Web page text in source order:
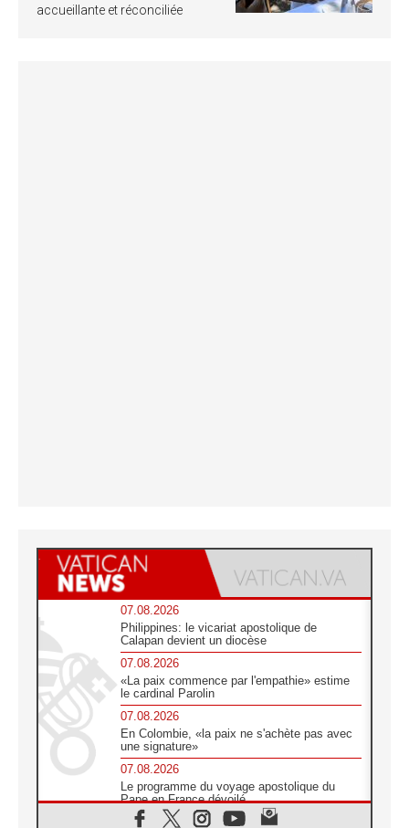
accueillante et réconciliée
07.08.2026
Philippines: le vicariat apostolique de
Calapan devient un diocèse
07.08.2026
«La paix commence par l'empathie» estime
le cardinal Parolin
07.08.2026
En Colombie, «la paix ne s'achète pas avec
une signature»
07.08.2026
Le programme du voyage apostolique du
Pape en France dévoilé
07.08.2026